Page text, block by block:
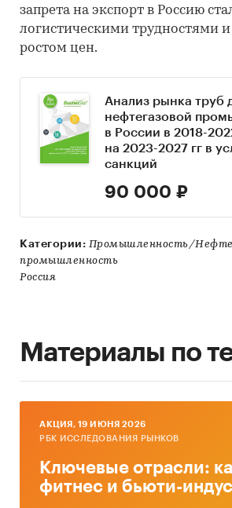
запрета на экспорт в Россию
логистическими трудностями
ростом цен.
Анализ рынка труб
нефтегазовой
в России в 2018-
на 2023-2027 гг в
санкций
90 000 ₽
Категории: Промышленность/
промышленность
Россия
Материалы по
AКЦИЯ, 19 ИЮНЯ 2026
РБК ИССЛЕДОВАНИЯ РЫНКОВ
Ключевые отрасли:
фитнес и бьюти-